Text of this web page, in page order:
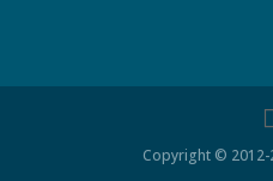
Copyright ©